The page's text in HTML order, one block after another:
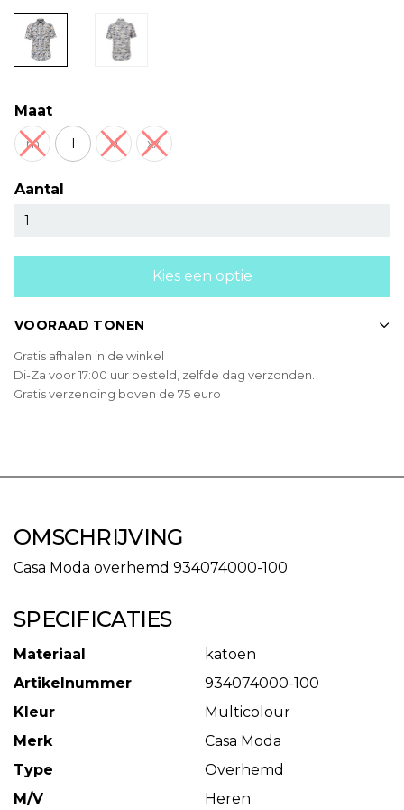
Maat
m l xl xxl
Aantal
Kies een optie
VOORAAD TONEN
Gratis afhalen in de winkel
Di-Za voor 17:00 uur besteld, zelfde dag verzonden.
Gratis verzending boven de 75 euro
OMSCHRIJVING
Casa Moda overhemd 934074000-100
SPECIFICATIES
Materiaal
katoen
Artikelnummer
934074000-100
Kleur
Multicolour
Merk
Casa Moda
Type
Overhemd
M/V
Heren